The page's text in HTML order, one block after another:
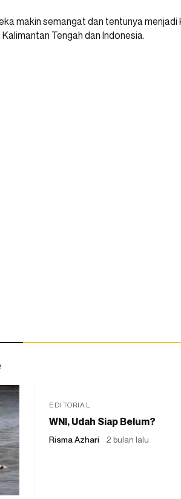
makin semangat dan tentunya menjadi
Tengah dan Indonesia.
EDITORIAL
WNI, Udah Siap Belum?
Risma Azhari 2 bulan lalu